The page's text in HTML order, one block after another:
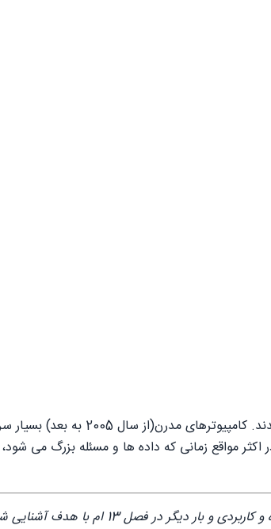
اکثر مواقع زمانی که داده ها و مسئله بزرگ می
دقیق پیچیدگی و طراحی ساختارهای بهینه